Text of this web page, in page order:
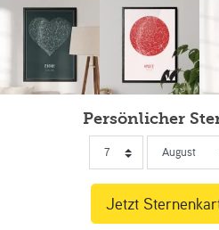
Persönlicher